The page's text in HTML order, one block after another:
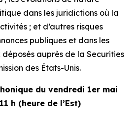
dans les juridictions où la
; et d’autres risques
publiques et dans les
auprès de la Securities
des États-Unis.
du vendredi 1er mai
h (heure de l’Est)